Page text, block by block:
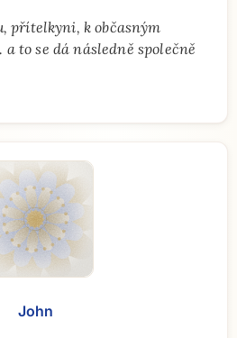
přítelkyni, k občasným
to se dá následně společně
John